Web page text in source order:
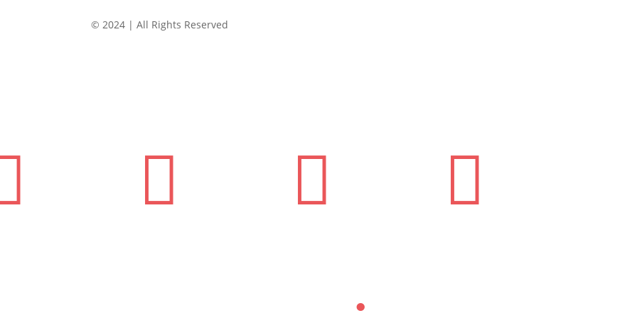
© 2024 | All Rights Reserved
 
